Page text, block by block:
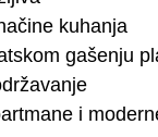
kuhanja
gašenju
i